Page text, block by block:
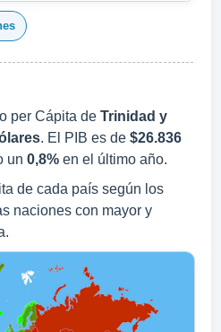
per Cápita de Trinidad y
. El PIB es de $26.836
un 0,8% en el último año.
de cada país según los
naciones con mayor y